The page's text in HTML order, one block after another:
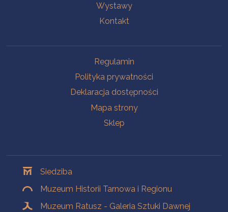
Wystawy
Kontakt
Regulamin
Polityka prywatności
Deklaracja dostępności
Mapa strony
Sklep
Siedziba
Muzeum Historii Tarnowa i Regionu
Muzeum Ratusz - Galeria Sztuki Dawnej